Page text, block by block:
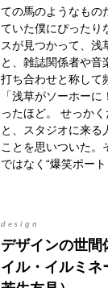
ての馬のようなも
ていた僕にぴったり
スが見つかって、浅
と、雑誌関係者や音
打ち合わせと称して
「浅草がソーホー
ったほど。 せっか
と、スタジオに来る
ことを思いついた。
ではなく“爆笑ポート
design
デザインの世
イル・イルミネ